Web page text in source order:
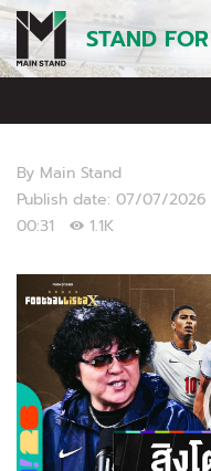
STAND
By Main Stand
Publish date: 07/07/
00:31
1.1K
Video Player